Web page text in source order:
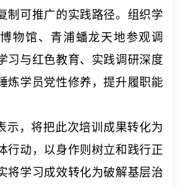
制可推广的实践路径。组织学
物馆、青浦蟠龙天地参观调
习与红色教育、实践调研深度
炼学员党性修养，提升履职能
示，将把此次培训成果转化为
行动，以身作则树立和践行正
将学习成效转化为破解基层治